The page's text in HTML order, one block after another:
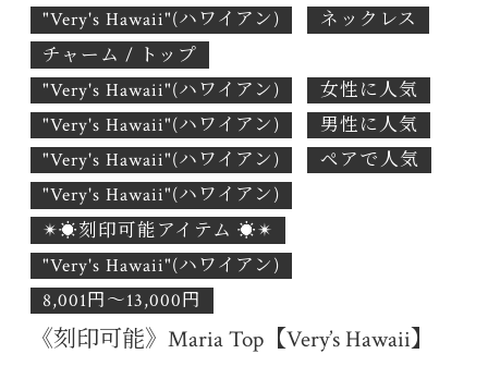
"Very's Hawaii"(ハワイアン)
ネックレス
チャーム / トップ
"Very's Hawaii"(ハワイアン)
女性に人気
"Very's Hawaii"(ハワイアン)
男性に人気
"Very's Hawaii"(ハワイアン)
ペアで人気
"Very's Hawaii"(ハワイアン)
✴︎☀︎刻印可能アイテム ☀︎✴︎
"Very's Hawaii"(ハワイアン)
8,001円〜13,000円
《刻印可能》Maria Top【Very’s Hawaii】